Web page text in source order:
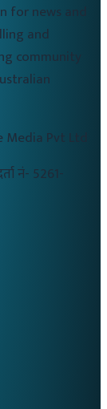
for news and
and
community
Pvt Ltd
नं- 5261-